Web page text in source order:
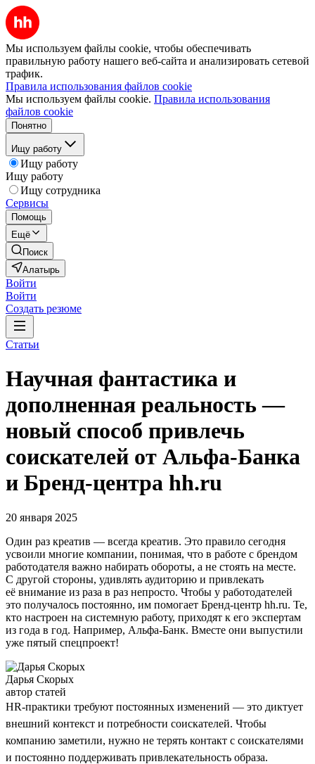
Мы используем файлы cookie, чтобы обеспечивать
правильную работу нашего веб-сайта и анализировать сетевой
трафик.
Правила использования файлов cookie
Мы используем файлы cookie. Правила использования
файлов cookie
Понятно
Ищу работу
Ищу работу
Ищу работу
Ищу сотрудника
Сервисы
Помощь
Ещё
Поиск
Алатырь
Войти
Войти
Создать резюме
Статьи
Научная фантастика и
дополненная реальность —
новый способ привлечь
соискателей от Альфа-Банка
и Бренд-центра hh.ru
20 января 2025
Один раз креатив — всегда креатив. Это правило сегодня
усвоили многие компании, понимая, что в работе с брендом
работодателя важно набирать обороты, а не стоять на месте.
С другой стороны, удивлять аудиторию и привлекать
её внимание из раза в раз непросто. Чтобы у работодателей
это получалось постоянно, им помогает Бренд-центр hh.ru. Те,
кто настроен на системную работу, приходят к его экспертам
из года в год. Например, Альфа-Банк. Вместе они выпустили
уже пятый спецпроект!
Дарья Скорых
автор статей
HR-практики требуют постоянных изменений — это диктует
внешний контекст и потребности соискателей. Чтобы
компанию заметили, нужно не терять контакт с соискателями
и постоянно поддерживать привлекательность образа.